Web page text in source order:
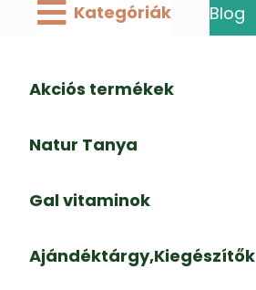
Kategóriák Blog
Akciós termékek
Natur Tanya
Gal vitaminok
Ajándéktárgy,Kiegészítők